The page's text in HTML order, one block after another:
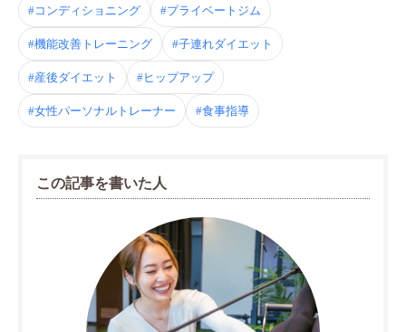
#コンディショニング #プライベートジム
#機能改善トレーニング #子連れダイエット
#産後ダイエット #ヒップアップ
#女性パーソナルトレーナー #食事指導
この記事を書いた人